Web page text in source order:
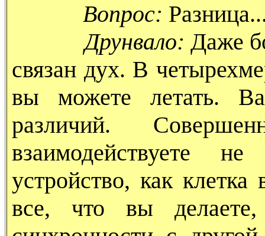
Вопрос:
Друнвало: Даже
связан дух. В
вы можете летать.
различий.
взаимодействуете
устройство, как
все, что вы